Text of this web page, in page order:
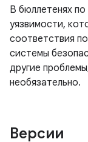
В бюллетенях
уязвимости,
соответствия
системы
другие
необязательно.
Версии